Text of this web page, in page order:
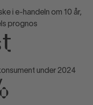
i e-handeln om 10 år,
prognos
under 2024